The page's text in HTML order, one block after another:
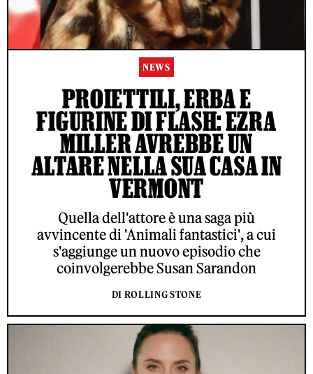
NEWS
PROIETTILI, ERBA E
FIGURINE DI FLASH: EZRA
MILLER AVREBBE UN
ALTARE NELLA SUA CASA IN
VERMONT
Quella dell'attore è una saga più
avvincente di 'Animali fantastici', a cui
s'aggiunge un nuovo episodio che
coinvolgerebbe Susan Sarandon
DI ROLLING STONE